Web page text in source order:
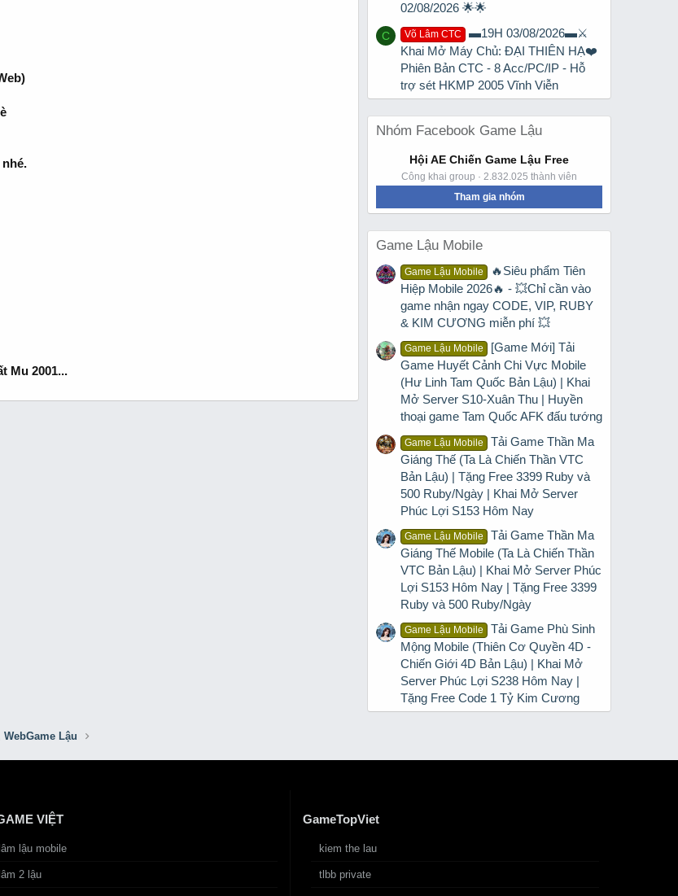
Mu 2001...
02/08/2026 🌟🌟
C Võ Lâm CTC
▬19H 03/08/2026▬⚔️
Khai Mở Máy Chủ: ĐẠI THIÊN HẠ❤️
Phiên Bản CTC - 8 Acc/PC/IP - Hỗ
trợ sét HKMP 2005 Vĩnh Viễn
Nhóm Facebook Game Lậu
Hội AE Chiến Game Lậu Free
Công khai group · 2.832.025 thành viên
Tham gia nhóm
Game Lậu Mobile
Game Lậu Mobile
🔥Siêu phẩm Tiên
Hiệp Mobile 2026🔥 - 💥Chỉ cần vào
game nhận ngay CODE, VIP, RUBY
& KIM CƯƠNG miễn phí 💥
Game Lậu Mobile
[Game Mới] Tải
Game Huyết Cảnh Chi Vực Mobile
(Hư Linh Tam Quốc Bản Lậu) | Khai
Mở Server S10-Xuân Thu | Huyền
thoại game Tam Quốc AFK đấu tướng
Game Lậu Mobile
Tải Game Thần Ma
Giáng Thế (Ta Là Chiến Thần VTC
Bản Lậu) | Tặng Free 3399 Ruby và
500 Ruby/Ngày | Khai Mở Server
Phúc Lợi S153 Hôm Nay
Game Lậu Mobile
Tải Game Thần Ma
Giáng Thế Mobile (Ta Là Chiến Thần
VTC Bản Lậu) | Khai Mở Server Phúc
Lợi S153 Hôm Nay | Tặng Free 3399
Ruby và 500 Ruby/Ngày
Game Lậu Mobile
Tải Game Phù Sinh
Mộng Mobile (Thiên Cơ Quyền 4D -
Chiến Giới 4D Bản Lậu) | Khai Mở
Server Phúc Lợi S238 Hôm Nay |
Tặng Free Code 1 Tỷ Kim Cương
Lậu
VIỆT
lậu mobile
2 lậu
GameTopViet
kiem the lau
tlbb private